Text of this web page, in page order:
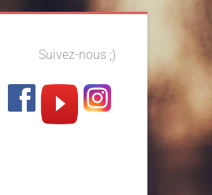
Suivez-nous ;)